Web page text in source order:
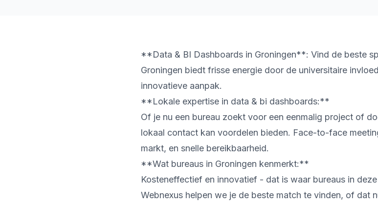
**Data & BI Dashboards in Groningen**: Vind de beste
Groningen biedt frisse energie door de universitaire
innovatieve aanpak.
**Lokale expertise in data & bi dashboards:**
Of je nu een bureau zoekt voor een eenmalig project of
lokaal contact kan voordelen bieden. Face-to-face
markt, en snelle bereikbaarheid.
**Wat bureaus in Groningen kenmerkt:**
Kosteneffectief en innovatief - dat is waar bureaus in
Webnexus helpen we je de beste match te vinden, of dat